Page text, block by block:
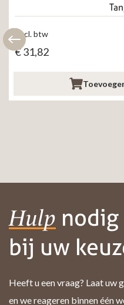
Excl. btw
€31,82
Hulp nodig
bij uw
Heeft u een vraag? Laat uw
en we reageren binnen één